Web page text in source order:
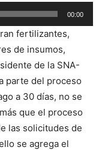
00:00
fertilizantes,
de insumos,
de la SNA-
parte del proceso
a 30 días, no se
que el proceso
las solicitudes de
se agrega el